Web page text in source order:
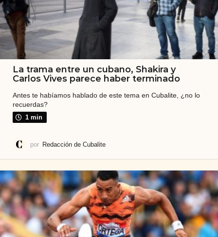
La trama entre un cubano, Shakira y
Carlos Vives parece haber terminado
Antes te habíamos hablado de este tema en Cubalite, ¿no lo
recuerdas?
1 min
por Redacción de Cubalite